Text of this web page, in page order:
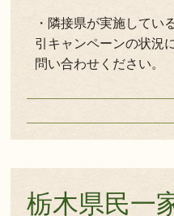
・隣接県が実施してい
引キャンペーンの状況
問い合わせください。
栃木県民一